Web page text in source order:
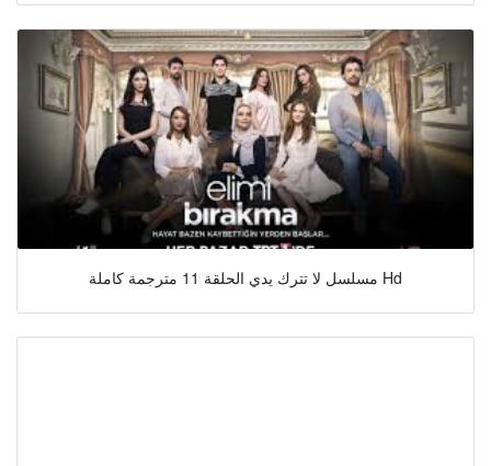
مسلسل لا تترك يدي الحلقة 11 مترجمة كاملة Hd